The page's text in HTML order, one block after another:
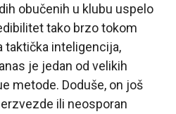
obučenih u klubu uspelo
tako brzo tokom
taktička inteligencija,
je jedan od velikih
metode. Doduše, on još
ili neosporan